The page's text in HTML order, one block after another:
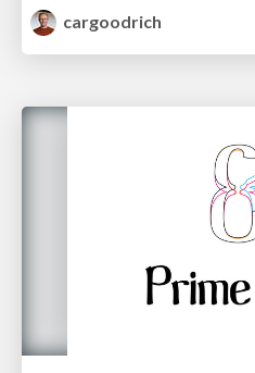
cargoodrich